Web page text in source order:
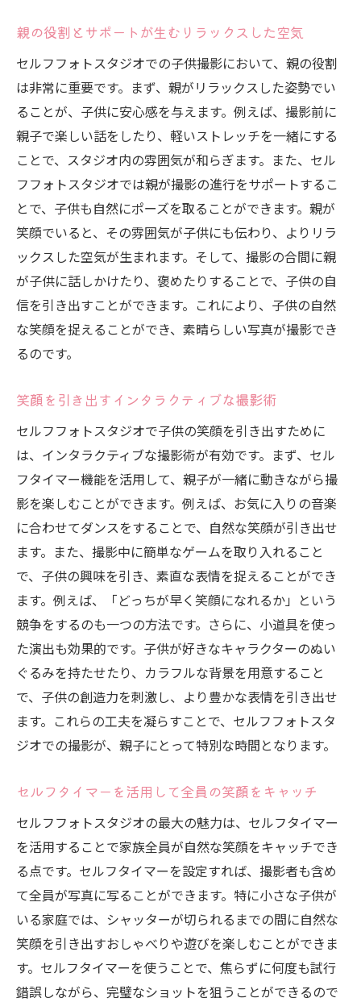
親の役割とサポートが生むリラックスした空気
セルフフォトスタジオでの子供撮影において、親の役割
は非常に重要です。まず、親がリラックスした姿勢でい
ることが、子供に安心感を与えます。例えば、撮影前に
親子で楽しい話をしたり、軽いストレッチを一緒にする
ことで、スタジオ内の雰囲気が和らぎます。また、セル
フフォトスタジオでは親が撮影の進行をサポートするこ
とで、子供も自然にポーズを取ることができます。親が
笑顔でいると、その雰囲気が子供にも伝わり、よりリラ
ックスした空気が生まれます。そして、撮影の合間に親
が子供に話しかけたり、褒めたりすることで、子供の自
信を引き出すことができます。これにより、子供の自然
な笑顔を捉えることができ、素晴らしい写真が撮影でき
るのです。
笑顔を引き出すインタラクティブな撮影術
セルフフォトスタジオで子供の笑顔を引き出すために
は、インタラクティブな撮影術が有効です。まず、セル
フタイマー機能を活用して、親子が一緒に動きながら撮
影を楽しむことができます。例えば、お気に入りの音楽
に合わせてダンスをすることで、自然な笑顔が引き出せ
ます。また、撮影中に簡単なゲームを取り入れること
で、子供の興味を引き、素直な表情を捉えることができ
ます。例えば、「どっちが早く笑顔になれるか」という
競争をするのも一つの方法です。さらに、小道具を使っ
た演出も効果的です。子供が好きなキャラクターのぬい
ぐるみを持たせたり、カラフルな背景を用意すること
で、子供の創造力を刺激し、より豊かな表情を引き出せ
ます。これらの工夫を凝らすことで、セルフフォトスタ
ジオでの撮影が、親子にとって特別な時間となります。
セルフタイマーを活用して全員の笑顔をキャッチ
セルフフォトスタジオの最大の魅力は、セルフタイマー
を活用することで家族全員が自然な笑顔をキャッチでき
る点です。セルフタイマーを設定すれば、撮影者も含め
て全員が写真に写ることができます。特に小さな子供が
いる家庭では、シャッターが切られるまでの間に自然な
笑顔を引き出すおしゃべりや遊びを楽しむことができま
す。セルフタイマーを使うことで、焦らずに何度も試行
錯誤しながら、完璧なショットを狙うことができるので